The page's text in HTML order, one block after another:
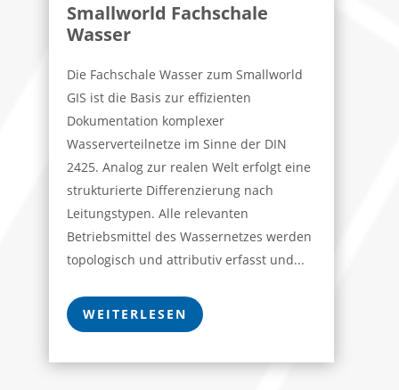
Smallworld Fachschale
Wasser
Die Fachschale Wasser zum Smallworld
GIS ist die Basis zur effizienten
Dokumentation komplexer
Wasserverteilnetze im Sinne der DIN
2425. Analog zur realen Welt erfolgt eine
strukturierte Differenzierung nach
Leitungstypen. Alle relevanten
Betriebsmittel des Wassernetzes werden
topologisch und attributiv erfasst und...
WEITERLESEN